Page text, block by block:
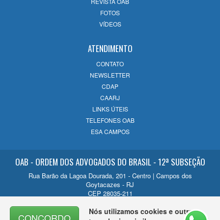
o futuro
14/07/2026
FOTOS
VÍDEOS
ATENDIMENTO
CONTATO
NEWSLETTER
CDAP
CAARJ
LINKS ÚTEIS
TELEFONES OAB
ESA CAMPOS
OAB - ORDEM DOS ADVOGADOS DO BRASIL - 12ª SUBSEÇÃO
Rua Barão da Lagoa Dourada, 201 - Centro | Campos dos
Goytacazes - RJ
CEP 28035-211
Nós utilizamos cookies e outras